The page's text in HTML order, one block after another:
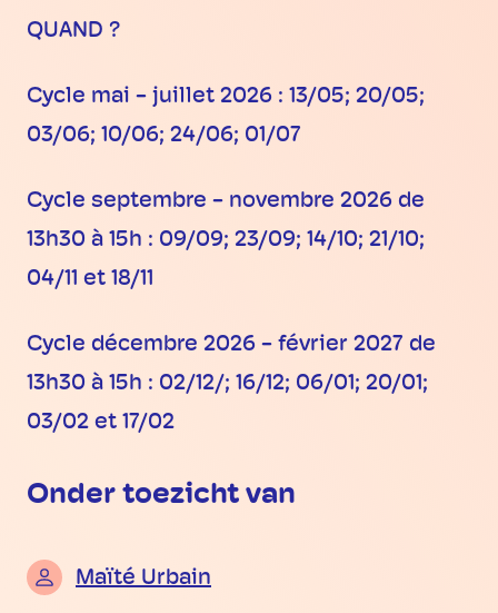
QUAND ?
Cycle mai - juillet 2026 : 13/05; 20/05;
03/06; 10/06; 24/06; 01/07
Cycle septembre - novembre 2026 de
13h30 à 15h : 09/09; 23/09; 14/10; 21/10;
04/11 et 18/11
Cycle décembre 2026 - février 2027 de
13h30 à 15h : 02/12/; 16/12; 06/01; 20/01;
03/02 et 17/02
Onder toezicht van
Maïté Urbain